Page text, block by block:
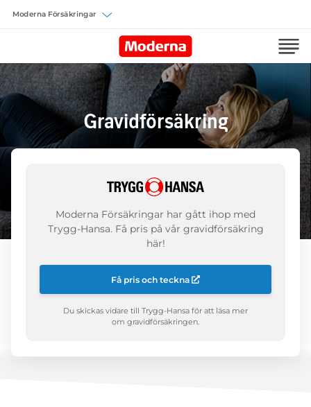
Gravidförsäkring
Moderna Försäkringar har gått ihop med
Trygg-Hansa. Få pris på vår gravidförsäkring
här!
Få pris och teckna
Du skickas vidare till Trygg-Hansa för att läsa mer
om gravidförsäkringen.